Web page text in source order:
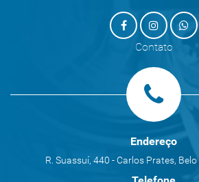
Contato
Endereço
R. Suassuí, 440 - Carlos Prates,